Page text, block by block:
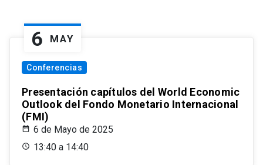
6 MAY
Conferencias
Presentación capítulos del World Economic
Outlook del Fondo Monetario Internacional
(FMI)
6 de Mayo de 2025
13:40 a 14:40